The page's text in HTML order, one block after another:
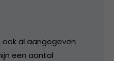
ook al aangegeven
een aantal